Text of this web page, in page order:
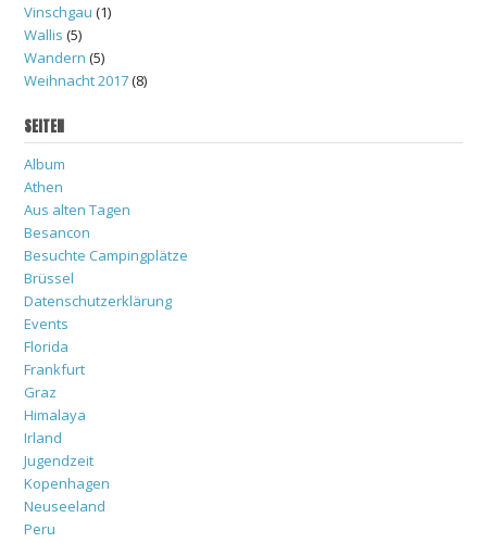
Vinschgau (1)
Wallis (5)
Wandern (5)
Weihnacht 2017(8)
SEITEN
Album
Athen
Aus alten Tagen
Besancon
Besuchte Campingplätze
Brüssel
Datenschutzerklärung
Events
Florida
Frankfurt
Graz
Himalaya
Irland
Jugendzeit
Kopenhagen
Neuseeland
Peru